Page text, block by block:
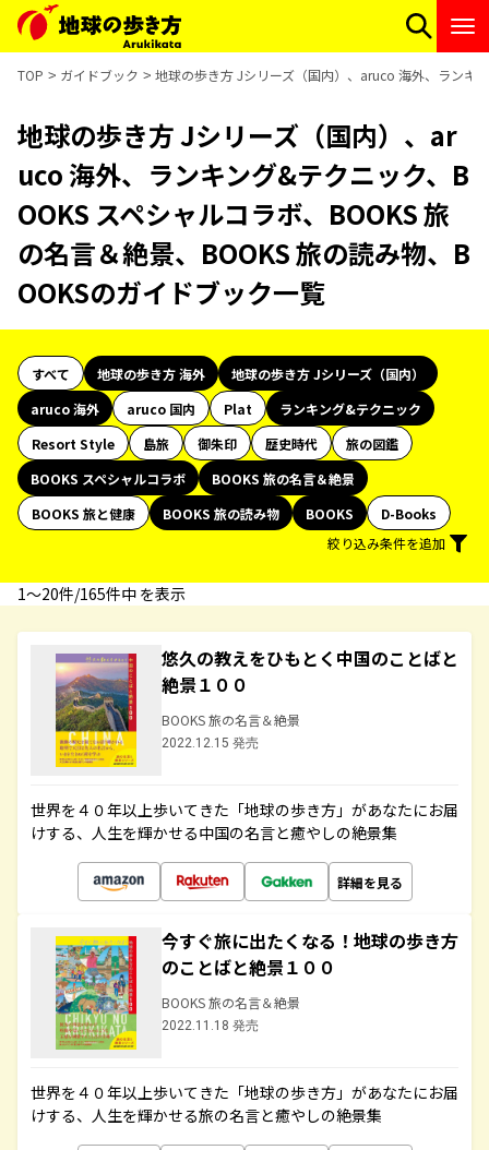
TOP ガイドブック 地球の歩き方 Jシリーズ（国内）、aruco 海外、ランキ
地球の歩き方 Jシリーズ（国内）、ar
uco 海外、ランキング&テクニック、B
OOKS スペシャルコラボ、BOOKS 旅
の名言＆絶景、BOOKS 旅の読み物、B
OOKSのガイドブック一覧
すべて 地球の歩き方 海外
地球の歩き方 Jシリーズ（国内）
aruco 海外
aruco 国内 Plat
ランキング&テクニック
Resort Style
島旅 御朱印 歴史時代
旅の図鑑
BOOKS スペシャルコラボ
BOOKS 旅の名言＆絶景
BOOKS 旅と健康
BOOKS 旅の読み物 BOOKS
D-Books
絞り込み条件を追加
1〜20件/165件中 を表示
悠久の教えをひもとく中国のことばと
絶景１００
BOOKS 旅の名言＆絶景
2022.12.15 発売
世界を４０年以上歩いてきた「地球の歩き方」があなたにお届
けする、人生を輝かせる中国の名言と癒やしの絶景集
詳細を見る
今すぐ旅に出たくなる！地球の歩き方
のことばと絶景１００
BOOKS 旅の名言＆絶景
2022.11.18 発売
世界を４０年以上歩いてきた「地球の歩き方」があなたにお届
けする、人生を輝かせる旅の名言と癒やしの絶景集